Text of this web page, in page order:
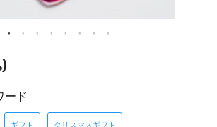
ード
ギフト クリスマスギフト